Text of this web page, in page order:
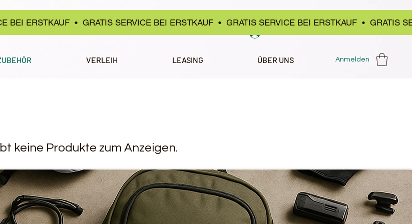
BEI ERSTKAUF • GRATIS SERVICE BEI ERSTKAUF • GRATIS SERVICE BEI ERSTKAUF • GRATIS
VERLEIH LEASING ÜBER UNS Anmelden
keine Produkte zum Anzeigen.